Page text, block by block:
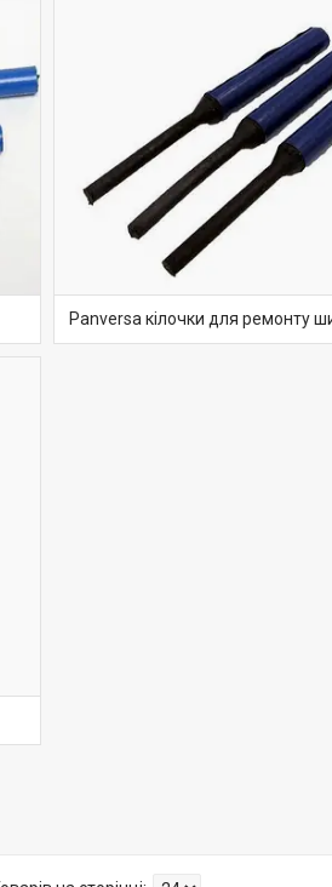
Panversa кілочки для ремонту